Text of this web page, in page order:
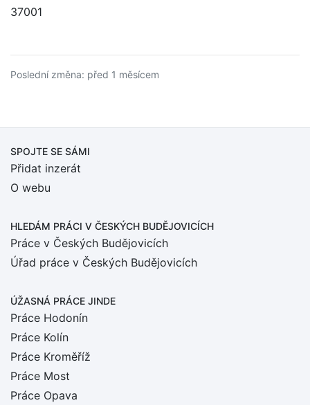
37001
Poslední změna: před 1 měsícem
SPOJTE SE SÁMI
Přidat inzerát
O webu
HLEDÁM PRÁCI V ČESKÝCH BUDĚJOVICÍCH
Práce v Českých Budějovicích
Úřad práce v Českých Budějovicích
ÚŽASNÁ PRÁCE JINDE
Práce Hodonín
Práce Kolín
Práce Kroměříž
Práce Most
Práce Opava